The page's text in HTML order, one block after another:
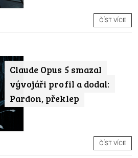
ČÍST VÍCE
Claude Opus 5 smazal
vývojáři profil a dodal:
Pardon, překlep
ČÍST VÍCE